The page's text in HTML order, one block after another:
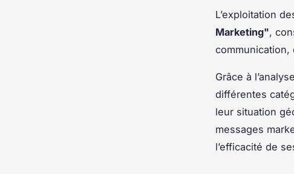
L’exploitation
Marketing",
Grâce à
différentes
leur situation
messages
l’efficacité de